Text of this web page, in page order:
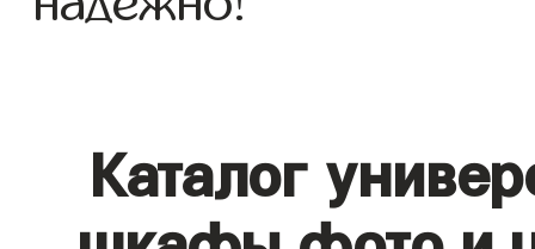
Каталог
шкафы фото и